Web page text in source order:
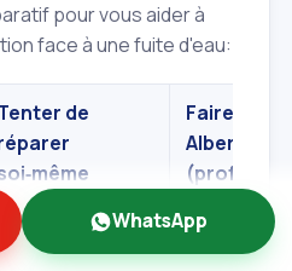
pour vous aider à
face à une fuite d'eau:
de
Faire
Albert et
faible,
Haute,
des outils
WhatsApp